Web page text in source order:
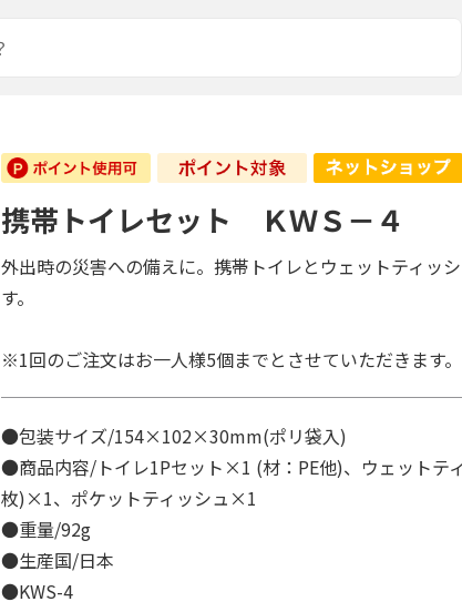
携帯トイレセット ＫＷＳ－４
外出時の災害への備えに。携帯トイレとウェットティッ
す。
※1回のご注文はお一人様5個までとさせていただきます。
●包装サイズ/154×102×30mm(ポリ袋入)
●商品内容/トイレ1Pセット×1 (材：PE他)、ウェットテ
枚)×1、ポケットティッシュ×1
●重量/92g
●生産国/日本
●KWS-4